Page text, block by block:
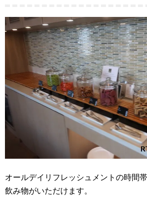
オールデイリフレッシュメントの時間
飲み物がいただけます。